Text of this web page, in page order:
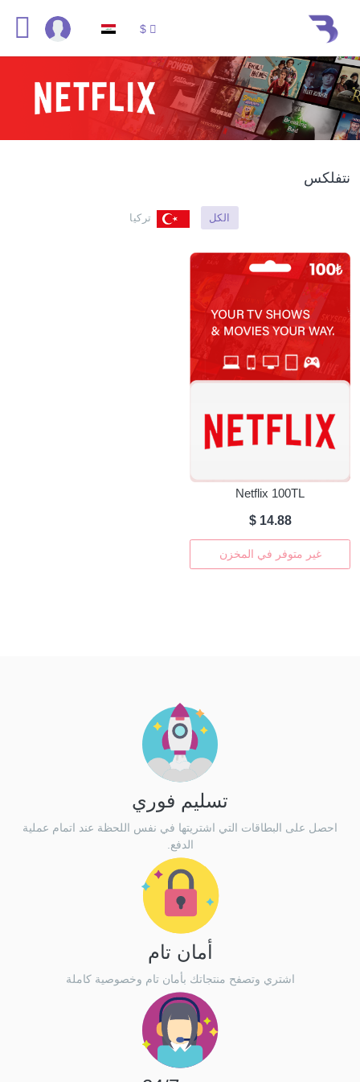
$
نتفلكس
الكل تركيا
Netflix 100TL
14.88 $
غير متوفر في المخزن
تسليم فوري
احصل على البطاقات التي اشتريتها في نفس اللحظة عند اتمام عملية
الدفع.
أمان تام
اشتري وتصفح منتجاتك بأمان تام وخصوصية كاملة